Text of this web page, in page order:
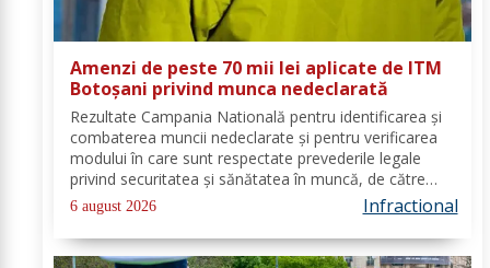
Amenzi de peste 70 mii lei aplicate de ITM
Botoșani privind munca nedeclarată
Rezultate Campania Natională pentru identificarea și
combaterea muncii nedeclarate și pentru verificarea
modului în care sunt respectate prevederile legale
privind securitatea și sănătatea în muncă, de către
angajatorii care desfășoară activități în domeniul
Industria alimentară - cod CAEN 10....
6 august 2026 Infractional